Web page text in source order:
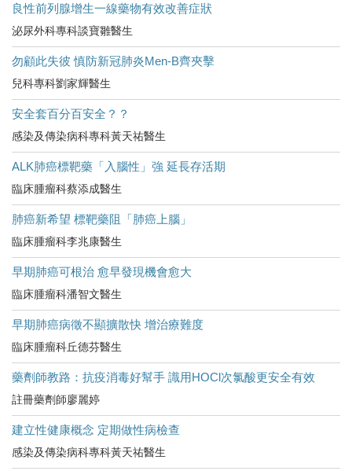
良性前列腺增生一線藥物有效改善症狀
泌尿外科專科談寶雛醫生
勿顧此失彼 慎防新冠肺炎Men-B齊夾擊
兒科專科劉家輝醫生
安全套百分百安全？？
感染及傳染病科專科黃天祐醫生
ALK肺癌標靶藥「入腦性」強 延長存活期
臨床腫瘤科蔡添成醫生
肺癌新希望 標靶藥阻「肺癌上腦」
臨床腫瘤科李兆康醫生
早期肺癌可根治 愈早發現機會愈大
臨床腫瘤科潘智文醫生
早期肺癌病徵不顯擴散快 增治療難度
臨床腫瘤科丘德芬醫生
藥劑師教路：抗疫消毒好幫手 識用HOCl次氯酸更安全有效
註冊藥劑師廖麗婷
建立性健康概念 定期做性病檢查
感染及傳染病科專科黃天祐醫生